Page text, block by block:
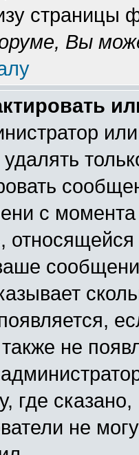
страницы
Вы
удалять
с
,
не
где
не